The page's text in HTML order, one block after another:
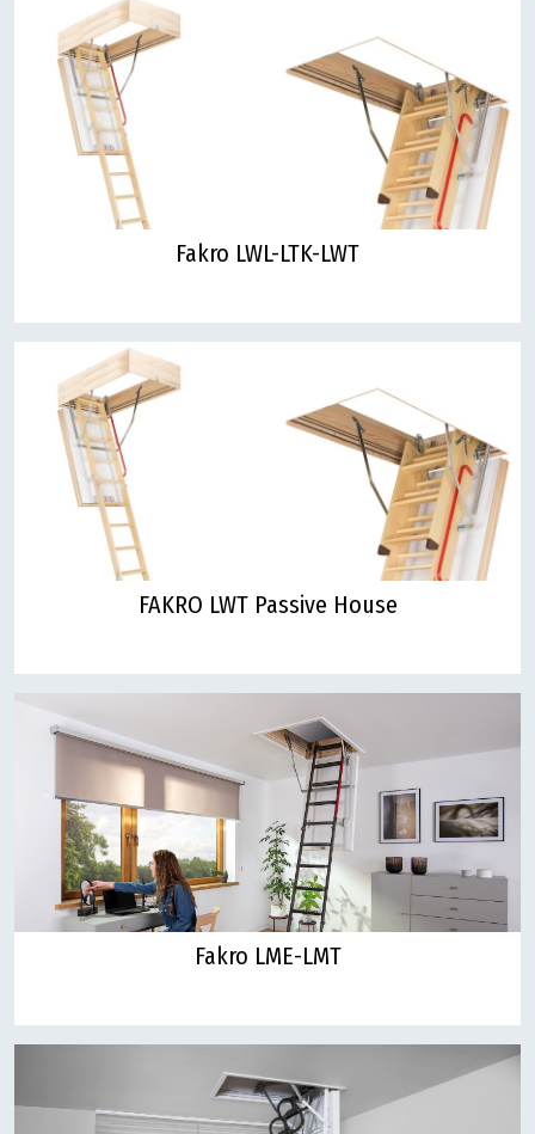
Fakro LWL-LTK-LWT
FAKRO LWT Passive House
Fakro LME-LMT